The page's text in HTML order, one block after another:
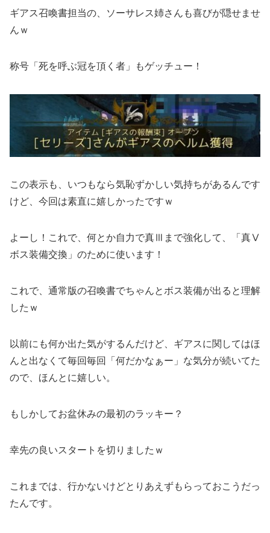
ギアス召喚書担当の、ソーサレス姉さんも喜びが隠せませ
んｗ
称号「死を呼ぶ冠を頂く者」もゲッチュー！
この表示も、いつもなら気恥ずかしい気持ちがあるんです
けど、今回は素直に嬉しかったですｗ
よーし！これで、何とか自力で真Ⅲまで強化して、「真Ⅴ
ボス装備交換」のために使います！
これで、通常版の召喚書でちゃんとボス装備が出ると理解
したｗ
以前にも何か出た気がするんだけど、ギアスに関してはほ
んと出なくて毎回毎回「何だかなぁー」な気分が続いてた
ので、ほんとに嬉しい。
もしかしてお盆休みの最初のラッキー？
幸先の良いスタートを切りましたｗ
これまでは、行かないけどとりあえずもらっておこうだっ
たんです。